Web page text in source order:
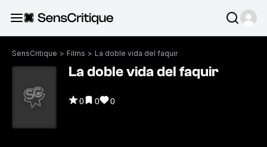
SensCritique > Films > La doble vida del faquir
La doble vida del faquir
0 0 0